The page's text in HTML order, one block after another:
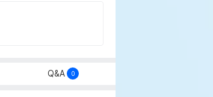
Q&A 0